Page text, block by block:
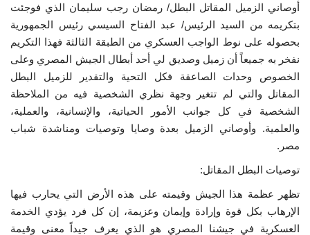
وثائق
الفيديوهات
الرعاة
الشركاء
لغة
English
Swahili
español
أوصاني الزميل المقاتل البطل/ رمضان رجب سليمان الذي فوجئت
بتكريمه من السيد الرئيس/ عبد الفتاح السيسي رئيس الجمهورية
بحصوله على نوط الواجب العسكري من الطبقة الثالثة فهذا التكريم
نفخر به جميعاً أن زميل وصديق لي أحد أبطال الجيش المصري وعلى
الخصوص وحدات الصاعقة فكل التحية والتقدير للزميل البطل
المقاتل والتي لم تتغير وجهة نظري الشخصية فيه من الملاحظة
الشخصية في كل جوانب الأمور الحياتية، والإنسانية، والعملية،
والعلمية. وأوصاني الزميل بعدة وصايا وتوصيات ومناشدة شباب
مصر.
توصيات البطل المقاتل:
تظهر عظمة هذا الجيش وقيمته على هذه الأرض التي يحارب فيها
الإرهاب بكل قوة وإرادة وإيمان وعزيمة، إن كل فرد يؤدي الخدمة
العسكرية في جيشنا المصري هو الذي يعرف جيداً معنى وقيمة